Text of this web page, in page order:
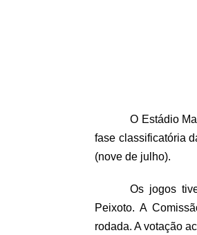
O Estádio
fase classificatória
(nove de julho).
Os jogos
Peixoto. A
rodada. A votação